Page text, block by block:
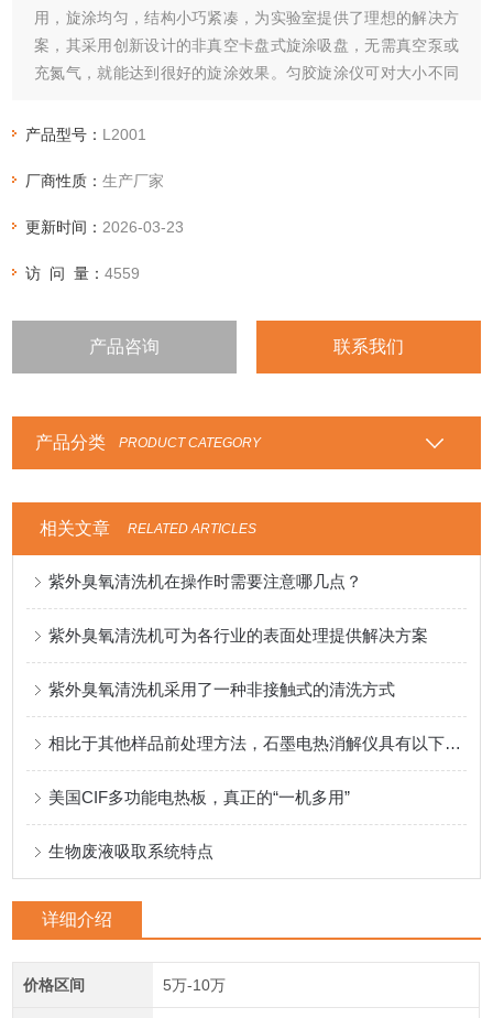
用，旋涂均匀，结构小巧紧凑，为实验室提供了理想的解决方
案，其采用创新设计的非真空卡盘式旋涂吸盘，无需真空泵或
充氮气，就能达到很好的旋涂效果。匀胶旋涂仪可对大小不同
0.7毫米、0.55毫米、0.2毫米或更薄时同样能达到旋涂效果。
均匀性。匀胶旋涂仪广泛应用于微电子、半导体、制版、新能
产品型号： L2001
厂商性质：生产厂家
更新时间： 2026-03-23
访 问 量：4559
产品咨询 联系我们
产品分类 PRODUCT CATEGORY
相关文章 RELATED ARTICLES
紫外臭氧清洗机在操作时需要注意哪几点？
紫外臭氧清洗机可为各行业的表面处理提供解决方案
紫外臭氧清洗机采用了一种非接触式的清洗方式
相比于其他样品前处理方法，石墨电热消解仪具有以下优势
美国CIF多功能电热板，真正的“一机多用”
生物废液吸取系统特点
详细介绍
价格区间 5万-10万